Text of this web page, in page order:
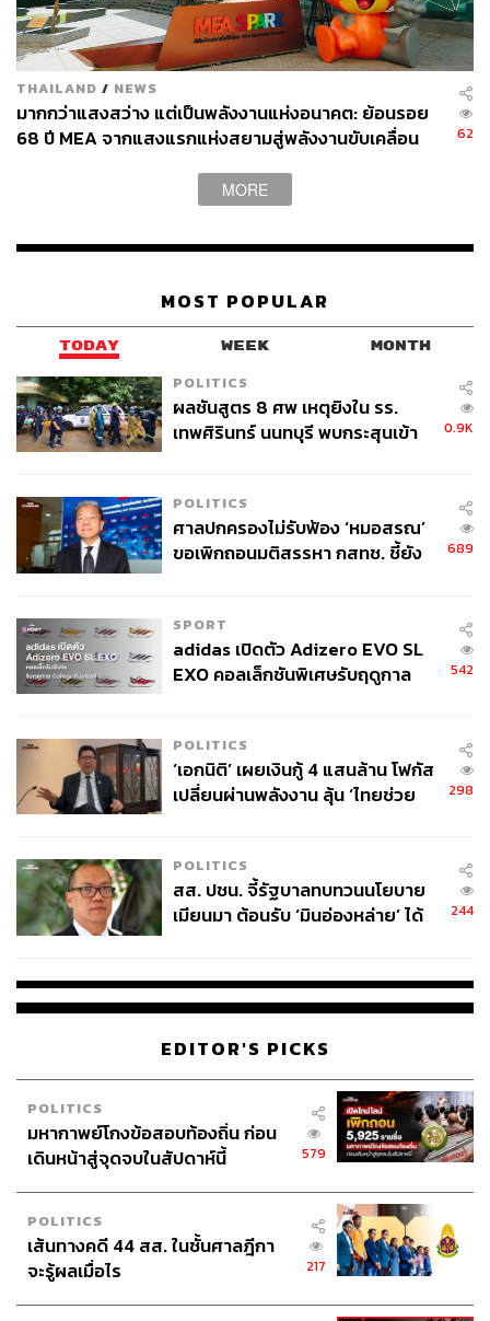
THAILAND / NEWS
มากกว่าแสงสว่าง แต่เป็นพลังงานแห่งอนาคต: ย้อนรอย
68 ปี MEA จากแสงแรกแห่งสยามสู่พลังงานขับเคลื่อน
62
MORE
MOST POPULAR
TODAY WEEK MONTH
POLITICS
ผลชันสูตร 8 ศพ เหตุยิงใน รร.
เทพศิรินทร์ นนทบุรี พบกระสุนเข้า
0.9K
POLITICS
ศาลปกครองไม่รับฟ้อง ‘หมอสรณ’
ขอเพิกถอนมติสรรหา กสทช. ชี้ยัง
689
SPORT
adidas เปิดตัว Adizero EVO SL
EXO คอลเล็กชันพิเศษรับฤดูกาล
542
POLITICS
‘เอกนิติ’ เผยเงินกู้ 4 แสนล้าน โฟกัส
เปลี่ยนผ่านพลังงาน ลุ้น ‘ไทยช่วย
298
POLITICS
สส. ปชน. จี้รัฐบาลทบทวนนโยบาย
เมียนมา ต้อนรับ ‘มินอ่องหล่าย’ ได้
244
EDITOR'S PICKS
POLITICS
มหากาพย์โกงข้อสอบท้องถิ่น ก่อน
เดินหน้าสู่จุดจบในสัปดาห์นี้
579
POLITICS
เส้นทางคดี 44 สส. ในชั้นศาลฎีกา
จะรู้ผลเมื่อไร
217